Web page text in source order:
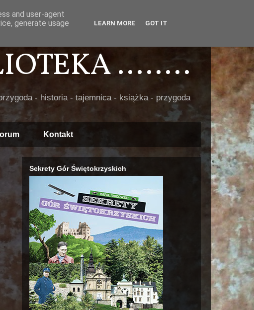
........
- historia - tajemnica - książka - przygoda
Kontakt
Sekrety Gór Świętokrzyskich
and user-agent
generate usage
LEARN MORE GOT IT